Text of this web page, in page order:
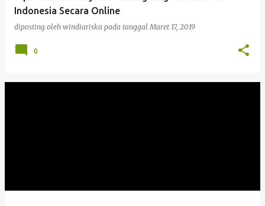
Indonesia Secara Online
diposting oleh windiariska pada tanggalMaret 17, 2019
0